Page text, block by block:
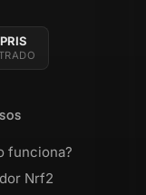
funciona?
Nrf2